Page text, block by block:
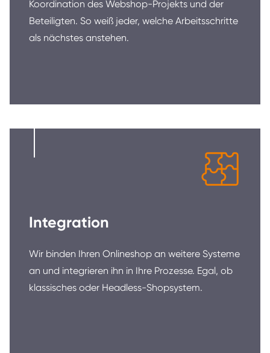
Koordination des Webshop-Projekts und der
Beteiligten. So weiß jeder, welche Arbeitsschritte
als nächstes anstehen.
Integration
Wir binden Ihren Onlineshop an weitere Systeme
an und integrieren ihn in Ihre Prozesse. Egal, ob
klassisches oder Headless-Shopsystem.